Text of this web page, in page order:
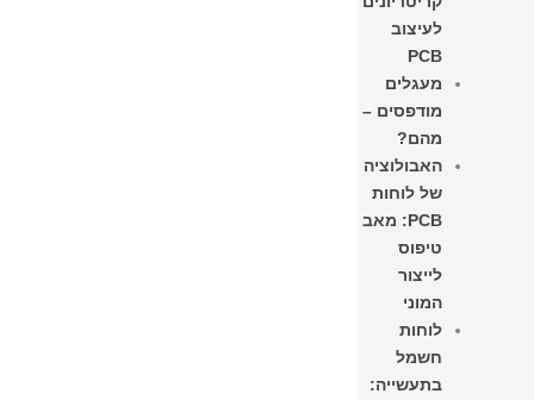
לעיצוב
PCB
מעגלים
מודפסים –
מהם?
האבולוציה
של לוחות
PCB: מאב
טיפוס
לייצור
המוני
לוחות
חשמל
בתעשייה: